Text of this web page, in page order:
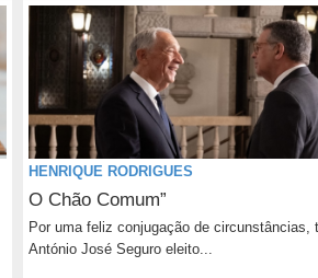
HENRIQUE RODRIGUES
O Chão Comum”
Por uma feliz conjugação de circunstâncias,
António José Seguro eleito...